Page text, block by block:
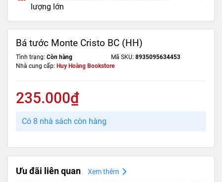
lượng lớn
Bá tước Monte Cristo BC (HH)
Tình trạng: Còn hàng Mã SKU: 8935095634453
Nhà cung cấp: Huy Hoàng Bookstore
235.000₫
Có 8 nhà sách còn hàng
Ưu đãi liên quan Xem thêm